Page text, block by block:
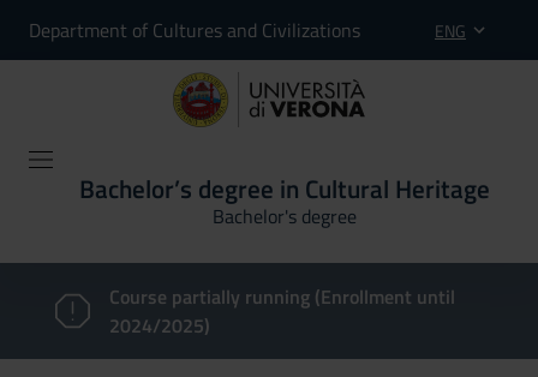
Department of Cultures and Civilizations ENG
Bachelor’s degree in Cultural Heritage
Bachelor's degree
Course partially running (Enrollment until
2024/2025)